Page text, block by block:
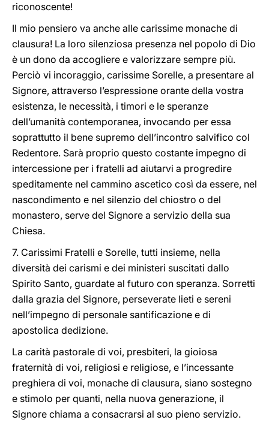
riconoscente!
Il mio pensiero va anche alle carissime monache di
clausura! La loro silenziosa presenza nel popolo di Dio
è un dono da accogliere e valorizzare sempre più.
Perciò vi incoraggio, carissime Sorelle, a presentare al
Signore, attraverso l’espressione orante della vostra
esistenza, le necessità, i timori e le speranze
dell’umanità contemporanea, invocando per essa
soprattutto il bene supremo dell’incontro salvifico col
Redentore. Sarà proprio questo costante impegno di
intercessione per i fratelli ad aiutarvi a progredire
speditamente nel cammino ascetico così da essere, nel
nascondimento e nel silenzio del chiostro o del
monastero, serve del Signore a servizio della sua
Chiesa.
7. Carissimi Fratelli e Sorelle, tutti insieme, nella
diversità dei carismi e dei ministeri suscitati dallo
Spirito Santo, guardate al futuro con speranza. Sorretti
dalla grazia del Signore, perseverate lieti e sereni
nell’impegno di personale santificazione e di
apostolica dedizione.
La carità pastorale di voi, presbiteri, la gioiosa
fraternità di voi, religiosi e religiose, e l’incessante
preghiera di voi, monache di clausura, siano sostegno
e stimolo per quanti, nella nuova generazione, il
Signore chiama a consacrarsi al suo pieno servizio.